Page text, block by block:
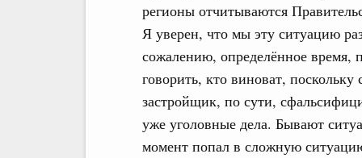
регионы отчитываются
Я уверен, что мы эту ситуацию
сожалению, определённое время,
говорить, кто виноват,
застройщик, по сути,
уже уголовные дела. Бывают
момент попал в сложную